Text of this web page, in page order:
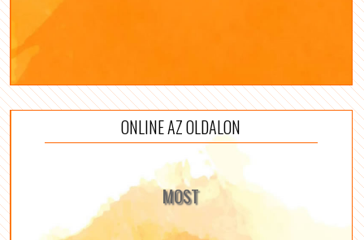
ONLINE AZ OLDALON
MOST